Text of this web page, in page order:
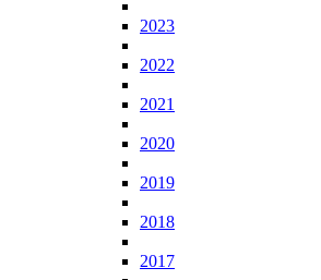
2023
2022
2021
2020
2019
2018
2017